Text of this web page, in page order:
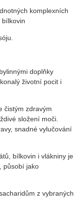
komplexních
bílkovin
doplňky
životní pocit i
čistým zdravým
složení moči.
snadné vylučování
bílkovin i vlákniny je
působí jako
z vybraných